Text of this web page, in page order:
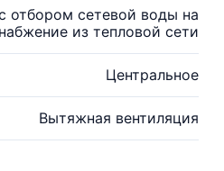
отбором сетевой воды на
из тепловой сети
Центральное
Вытяжная вентиляция